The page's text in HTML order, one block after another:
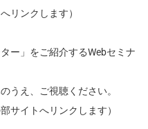
リンクします）
ー」をご紹介するWebセミナ
うえ、ご視聴ください。
サイトへリンクします）